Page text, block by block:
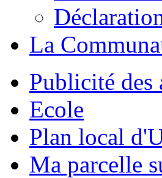
La
Publicité des
Ecole
Plan local
Ma parcelle